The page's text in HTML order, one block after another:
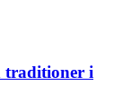
traditioner i